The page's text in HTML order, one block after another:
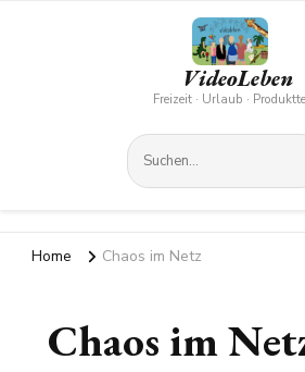
VideoLeben
Freizeit · Urlaub ·
Home Chaos im Netz
Chaos im